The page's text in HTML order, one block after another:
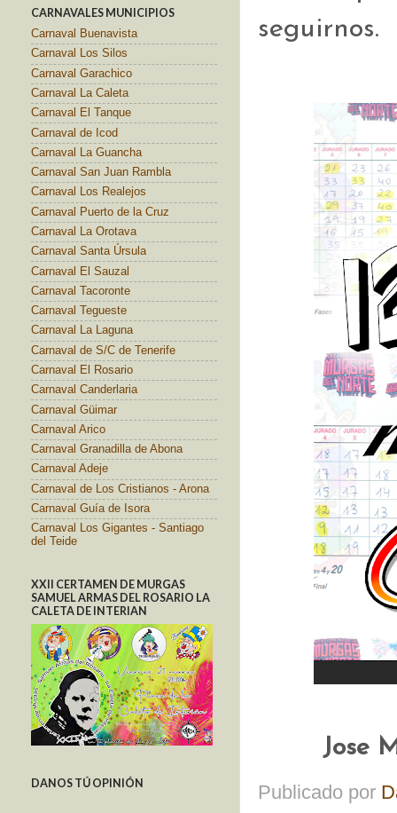
seguirnos.
Jose
Publicado por
CARNAVALES MUNICIPIOS
Carnaval Buenavista
Carnaval Los Silos
Carnaval Garachico
Carnaval La Caleta
Carnaval El Tanque
Carnaval de Icod
Carnaval La Guancha
Carnaval San Juan Rambla
Carnaval Los Realejos
Carnaval Puerto de la Cruz
Carnaval La Orotava
Carnaval Santa Úrsula
Carnaval El Sauzal
Carnaval Tacoronte
Carnaval Tegueste
Carnaval La Laguna
Carnaval de S/C de Tenerife
Carnaval El Rosario
Carnaval Canderlaria
Carnaval Güimar
Carnaval Arico
Carnaval Granadilla de Abona
Carnaval Adeje
Carnaval de Los Cristianos - Arona
Carnaval Guía de Isora
Carnaval Los Gigantes - Santiago
del Teide
XXII CERTAMEN DE MURGAS
SAMUEL ARMAS DEL ROSARIO LA
CALETA DE INTERIAN
DANOS TÚ OPINIÓN